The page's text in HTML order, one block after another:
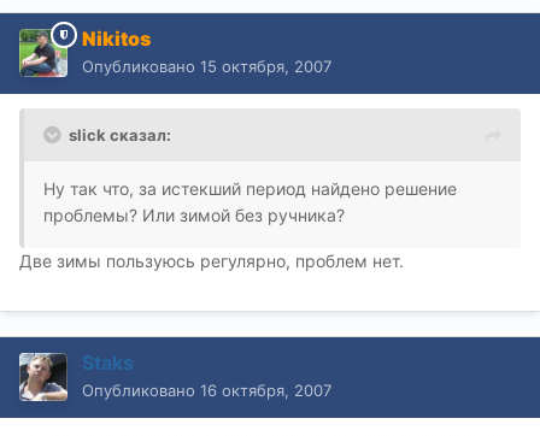
Nikitos
Опубликовано 15 октября, 2007
slick сказал:
Ну так что, за истекший период найдено решение
проблемы? Или зимой без ручника?
Две зимы пользуюсь регулярно, проблем нет.
Staks
Опубликовано 16 октября, 2007